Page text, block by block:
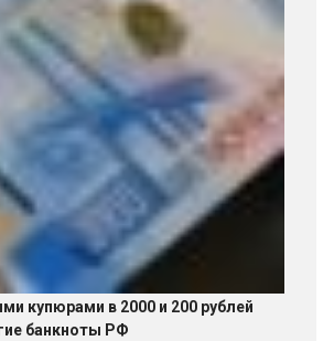
купюрами в 2000 и 200 рублей
банкноты РФ